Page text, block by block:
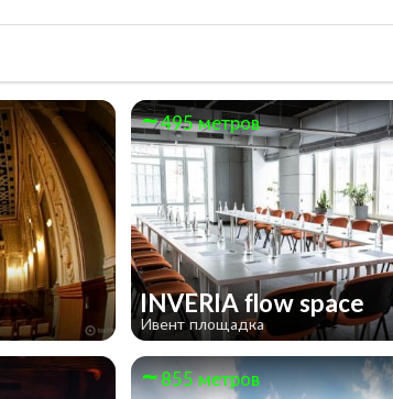
495 метров
INVERIA flow space
Ивент площадка
855 метров